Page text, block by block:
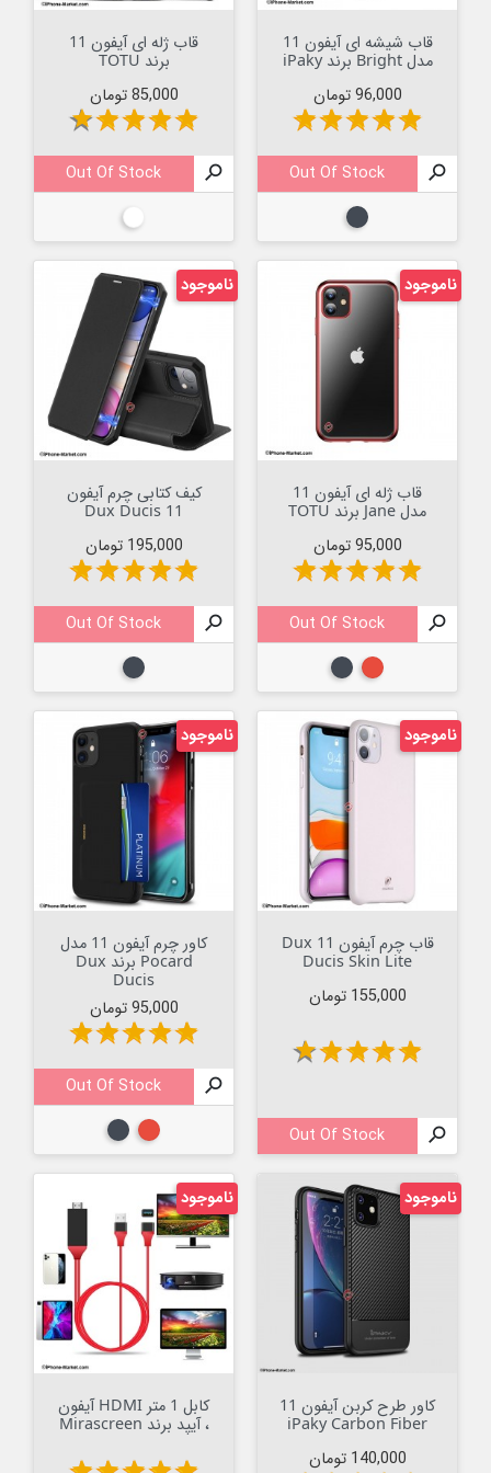
قاب شیشه ای آیفون 11
مدل Bright برند iPaky
قیمت
96,000 تومان
star
star
star
star
star

Out Of Stock
مشکی
قاب ژله ای آیفون 11
برند TOTU
قیمت
85,000 تومان
star
star
star
star
star

Out Of Stock
بیرنگ
قاب ژله ای آیفون 11
مدل Jane برند TOTU
قیمت
95,000 تومان
star
star
star
star
star

Out Of Stock
قرمز مشکی
ناموجود
کیف کتابی چرم آیفون
11 Dux Ducis
قیمت
195,000 تومان
star
star
star
star
star

Out Of Stock
مشکی
ناموجود
قاب چرم آیفون 11 Dux
Ducis Skin Lite
قیمت
155,000 تومان
star
star
star
star
star

Out Of Stock
ناموجود
کاور چرم آیفون 11 مدل
Pocard برند Dux
Ducis
قیمت
95,000 تومان
star
star
star
star
star

Out Of Stock
قرمز مشکی
ناموجود
کاور طرح کربن آیفون 11
iPaky Carbon Fiber
قیمت
140,000 تومان
ناموجود
کابل 1 متر HDMI آیفون
، آیپد برند Mirascreen
ناموجود